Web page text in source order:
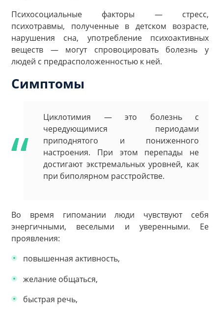
Психосоциальные факторы — стресс,
психотравмы, полученные в детском возрасте,
нарушения сна, употребление психоактивных
веществ — могут спровоцировать болезнь у
людей с предрасположенностью к ней.
Симптомы
Циклотимия — это болезнь с
чередующимися периодами
приподнятого и пониженного
настроения. При этом перепады не
достигают экстремальных уровней, как
при биполярном расстройстве.
Во время гипомании люди чувствуют себя
энергичными, веселыми и уверенными. Ее
проявления:
повышенная активность,
желание общаться,
быстрая речь,